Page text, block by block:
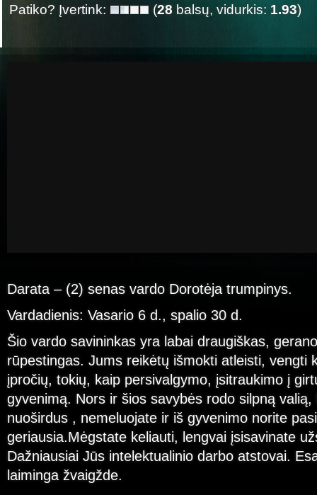
Patiko? Įvertink:
(28 balsų, vidurkis: 1.93)
Darata – (2) senas vardo Dorotėja trumpinys.
Vardadienis: Vasario 6 d., spalio 30 d.
Šio vardo savininkas yra labai draugiškas,
rūpestingas. Jums reikėtų išmokti atleisti, vengti
įpročių, tokių, kaip persivalgymo, įsitraukimo į
gyvenimą. Nors ir šios savybės rodo silpną
nuoširdus , nemeluojate ir iš gyvenimo norite
geriausia.Mėgstate keliauti, lengvai įsisavinate
Dažniausiai Jūs intelektualinio darbo atstovai.
laiminga žvaigžde.